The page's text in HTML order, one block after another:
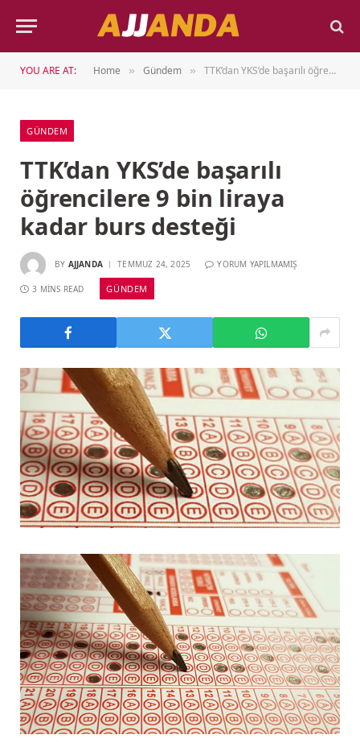
YOU ARE AT: Home » Gündem » TTK’dan YKS’de başarılı öğrencilere 9 bin liraya kadar burs desteği
GÜNDEM
TTK’dan YKS’de başarılı
öğrencilere 9 bin liraya
kadar burs desteği
BY AJJANDA TEMMUZ 24, 2025 YORUM YAPILMAMIŞ
3 MINS READ GÜNDEM